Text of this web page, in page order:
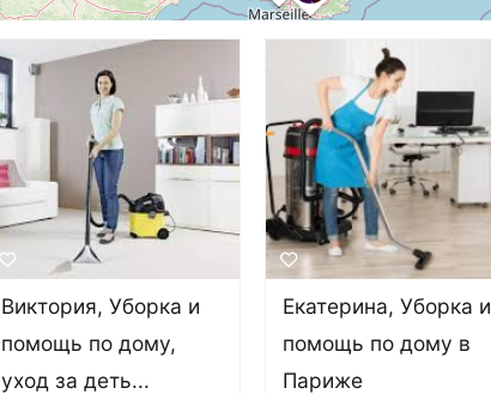
Виктория, Уборка и
помощь по дому,
уход за деть...
Екатерина, Уборка и
помощь по дому в
Париже